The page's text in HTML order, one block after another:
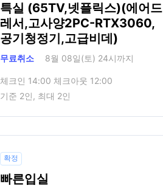
특실 (65TV,넷플릭스)(에어드
레서,고사양2PC-RTX3060,
공기청정기,고급비데)
무료취소 8월 08일(토) 24시까지
체크인 14:00 체크아웃 12:00
기준 2인, 최대 2인
확정
빠른입실